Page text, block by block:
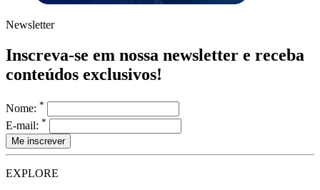
Newsletter
Inscreva-se em nossa newsletter e receba
conteúdos exclusivos!
Nome: *
E-mail: *
EXPLORE